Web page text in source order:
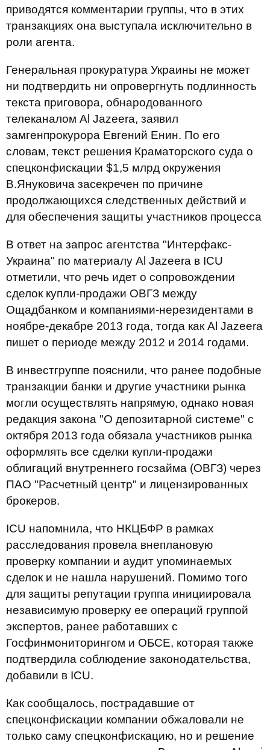
приводятся комментарии группы, что в этих
транзакциях она выступала исключительно в
роли агента.
Генеральная прокуратура Украины не может
ни подтвердить ни опровергнуть подлинность
текста приговора, обнародованного
телеканалом Al Jazeera, заявил
замгенпрокурора Евгений Енин. По его
словам, текст решения Краматорского суда о
спецконфискации $1,5 млрд окружения
В.Януковича засекречен по причине
продолжающихся следственных действий и
для обеспечения защиты участников процесса
В ответ на запрос агентства "Интерфакс-
Украина" по материалу Al Jazeera в ICU
отметили, что речь идет о сопровождении
сделок купли-продажи ОВГЗ между
Ощадбанком и компаниями-нерезидентами в
ноябре-декабре 2013 года, тогда как Al Jazeera
пишет о периоде между 2012 и 2014 годами.
В инвестгруппе пояснили, что ранее подобные
транзакции банки и другие участники рынка
могли осуществлять напрямую, однако новая
редакция закона "О депозитарной системе" с
октября 2013 года обязала участников рынка
оформлять все сделки купли-продажи
облигаций внутреннего госзайма (ОВГЗ) через
ПАО "Расчетный центр" и лицензированных
брокеров.
ICU напомнила, что НКЦБФР в рамках
расследования провела внеплановую
проверку компании и аудит упоминаемых
сделок и не нашла нарушений. Помимо того
для защиты репутации группа инициировала
независимую проверку ее операций группой
экспертов, ранее работавших с
Госфинмониторингом и ОБСЕ, которая также
подтвердила соблюдение законодательства,
добавили в ICU.
Как сообщалось, пострадавшие от
спецконфискации компании обжаловали не
только саму спецконфискацию, но и решение